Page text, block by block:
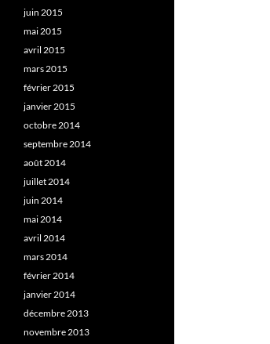
juin 2015
mai 2015
avril 2015
mars 2015
février 2015
janvier 2015
octobre 2014
septembre 2014
août 2014
juillet 2014
juin 2014
mai 2014
avril 2014
mars 2014
février 2014
janvier 2014
décembre 2013
novembre 2013